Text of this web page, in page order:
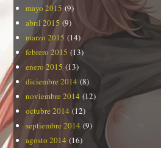
mayo 2015 (9)
abril 2015 (9)
marzo 2015 (14)
febrero 2015 (13)
enero 2015 (13)
diciembre 2014 (8)
noviembre 2014 (12)
octubre 2014 (12)
septiembre 2014 (9)
agosto 2014 (16)